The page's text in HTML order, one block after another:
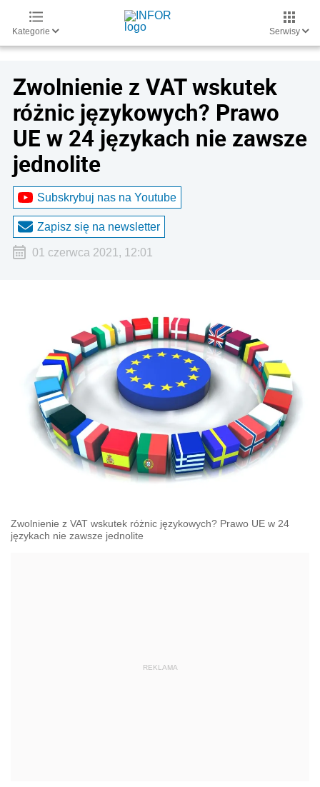
Kategorie Serwisy
Zwolnienie z VAT wskutek
różnic językowych? Prawo
UE w 24 językach nie zawsze
jednolite
Subskrybuj nas na Youtube
Zapisz się na newsletter
01 czerwca 2021, 12:01
Zwolnienie z VAT wskutek różnic językowych? Prawo UE w 24
językach nie zawsze jednolite